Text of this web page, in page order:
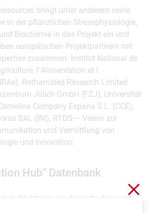
bringt unter anderem seine
in der pflanzlichen Stressphysiologie,
Biochemie in das Projekt ein und
europäischen Projektpartnern mit
zusammen: Institut National de
l´Alimentation et l
Rothamsted Research Limited
Jülich GmbH (FZJ), Universität
Company Espana S.L. (CCE),
SAL (INI), RTDS – Verein zur
und Vermittlung von
und Innovation.
Hub“ Datenbank
mechanistischen und